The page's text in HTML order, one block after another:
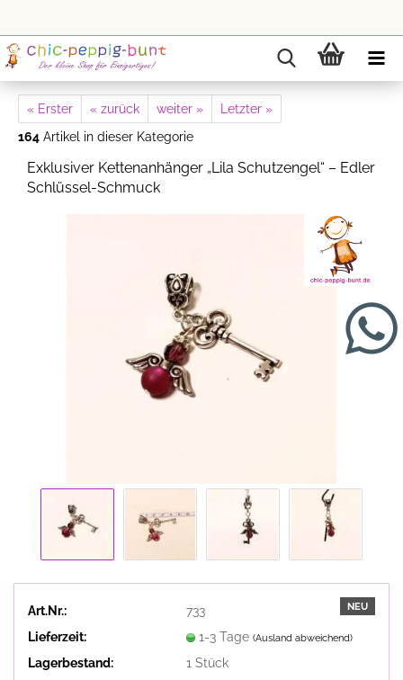
« Erster « zurück weiter »
Letzter »
164 Artikel in dieser Kategorie
Exklusiver Kettenanhänger „Lila Schutzengel“ – Edler
Schlüssel-Schmuck
NEU
Art.Nr.:
733
Lieferzeit:
1-3 Tage (Ausland abweichend)
Lagerbestand: 1 Stück